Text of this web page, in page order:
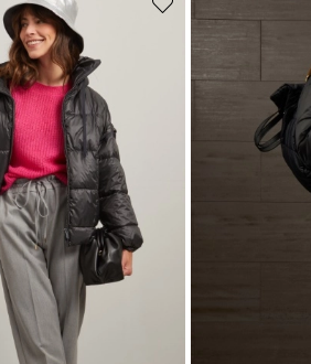
Sposta